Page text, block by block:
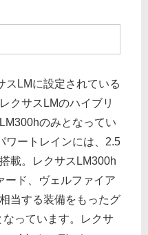
スLMに設定されている
クサスLMのハイブリ
のみとなってい
ワートレインには、2.5
載。レクサスLM300h
ード、ヴェルファイア
当する装備をもったグ
っています。レクサ